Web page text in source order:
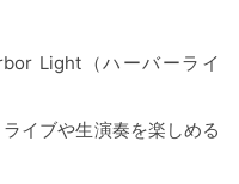
Light（ハーバーライ
イブや生演奏を楽しめる